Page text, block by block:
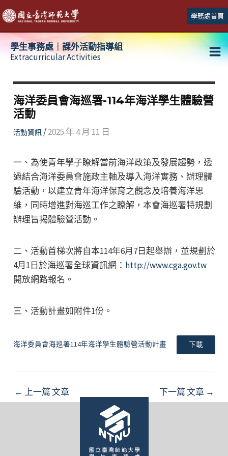
跳
至
主
學務處首頁
學生事務處┆課外活動指導組
Extracurricular Activities
海洋委員會海巡署-114年海洋學生體驗營
活動
活動資訊/2025 年 4 月 11 日
一、為使青年學子瞭解當前海洋政策及發展趨勢，透
過結合海洋委員會施政主軸及導入海洋實務、辦理體
驗活動，以建立青年海洋保育之觀念及培養海洋思
維，同時增進對海巡工作之瞭解，本會海巡署特規劃
辦理旨揭體驗營活動。
二、活動首梯次將自本114年6月7日起舉辦，並規劃於
4月1日於海巡署全球資訊網： http://www.cga.gov.tw
開放網路報名。
三、活動計畫如附件1份。
海洋委員會海巡署114年海洋學生體驗營活動計畫 下載
Post
navigation
← 上一篇 文章 下一篇 文章 →